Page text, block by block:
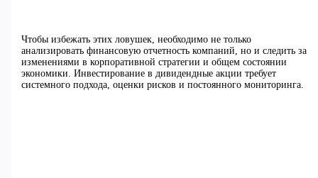
Чтобы избежать этих ловушек, необходимо не только
анализировать финансовую отчетность компаний, но и следить за
изменениями в корпоративной стратегии и общем состоянии
экономики. Инвестирование в дивидендные акции требует
системного подхода, оценки рисков и постоянного мониторинга.